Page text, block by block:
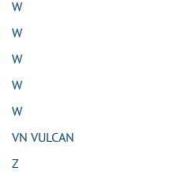
W
W
W
W
W
VULCAN
Z